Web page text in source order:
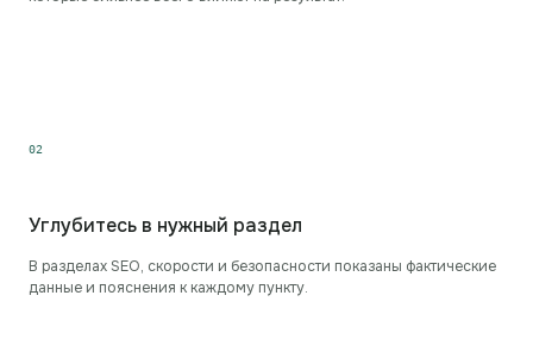
02
Углубитесь в нужный раздел
В разделах SEO, скорости и безопасности показаны фактические
данные и пояснения к каждому пункту.